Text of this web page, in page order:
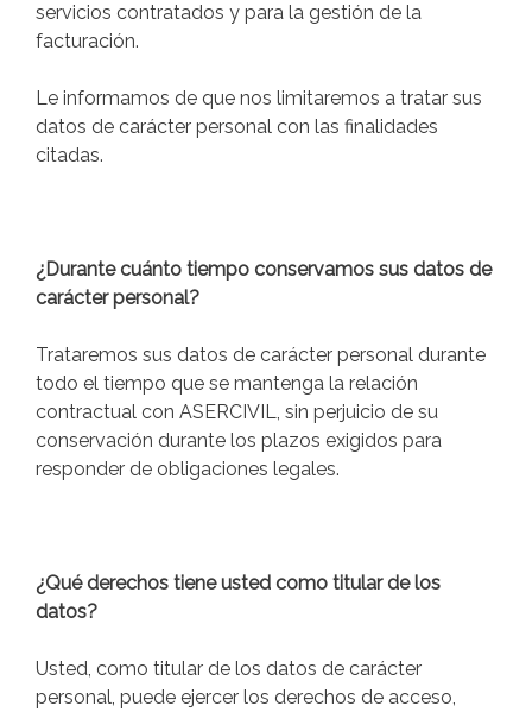
servicios contratados y para la gestión de la
facturación.
Le informamos de que nos limitaremos a tratar sus
datos de carácter personal con las finalidades
citadas.
¿Durante cuánto tiempo conservamos sus datos de
carácter personal?
Trataremos sus datos de carácter personal durante
todo el tiempo que se mantenga la relación
contractual con ASERCIVIL, sin perjuicio de su
conservación durante los plazos exigidos para
responder de obligaciones legales.
¿Qué derechos tiene usted como titular de los
datos?
Usted, como titular de los datos de carácter
personal, puede ejercer los derechos de acceso,